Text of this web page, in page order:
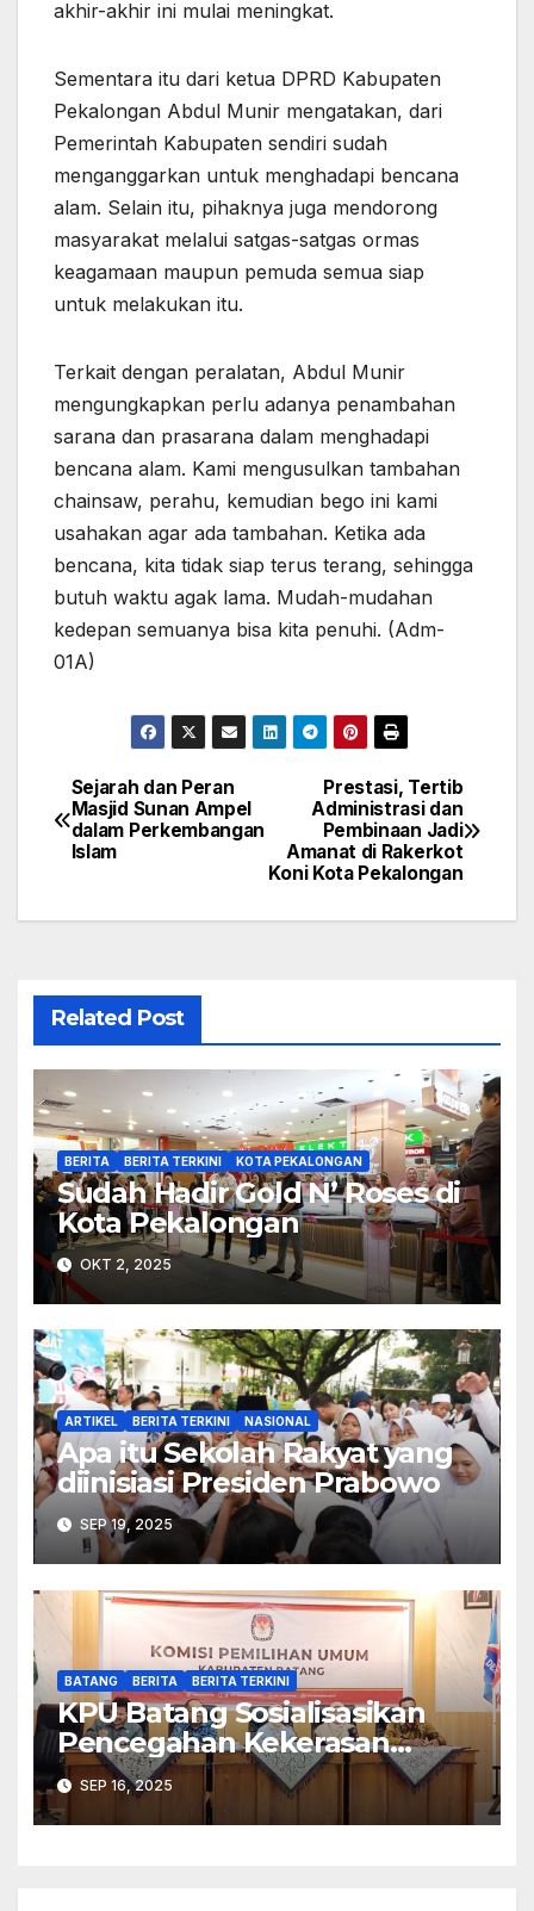
akhir-akhir ini mulai meningkat.
Sementara itu dari ketua DPRD Kabupaten
Pekalongan Abdul Munir mengatakan, dari
Pemerintah Kabupaten sendiri sudah
menganggarkan untuk menghadapi bencana
alam. Selain itu, pihaknya juga mendorong
masyarakat melalui satgas-satgas ormas
keagamaan maupun pemuda semua siap
untuk melakukan itu.
Terkait dengan peralatan, Abdul Munir
mengungkapkan perlu adanya penambahan
sarana dan prasarana dalam menghadapi
bencana alam. Kami mengusulkan tambahan
chainsaw, perahu, kemudian bego ini kami
usahakan agar ada tambahan. Ketika ada
bencana, kita tidak siap terus terang, sehingga
butuh waktu agak lama. Mudah-mudahan
kedepan semuanya bisa kita penuhi. (Adm-
01A)
Navigasi
pos
Prestasi, Tertib
Administrasi dan
Pembinaan Jadi
Amanat di Rakerkot
Koni Kota Pekalongan
Sejarah dan Peran
Masjid Sunan Ampel
dalam Perkembangan
Islam
Related Post
BERITA BERITA TERKINI KOTA PEKALONGAN
Sudah Hadir Gold N’ Roses di
Kota Pekalongan
OKT 2, 2025
ARTIKEL BERITA TERKINI NASIONAL
Apa itu Sekolah Rakyat yang
diinisiasi Presiden Prabowo
SEP 19, 2025
BATANG BERITA BERITA TERKINI
KPU Batang Sosialisasikan
Pencegahan Kekerasan
Seksual dalam Lingkungan
Kerja Pemilu
SEP 16, 2025